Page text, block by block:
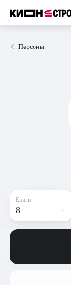
Персоны
Книги
8